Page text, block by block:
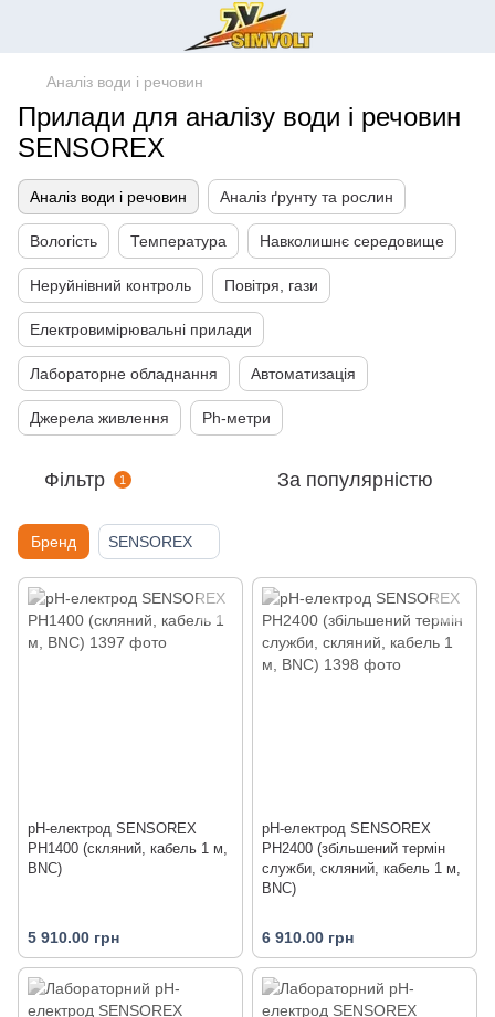
Аналіз води і речовин
Прилади для аналізу води і речовин
SENSOREX
Аналіз води і речовин Аналіз ґрунту та рослин
Вологість Температура Навколишнє середовище
Неруйнівний контроль Повітря, гази
Електровимірювальні прилади
Лабораторне обладнання Автоматизація
Джерела живлення Ph-метри
Фільтр 1 За популярністю
Бренд SENSOREX
pH-електрод SENSOREX
PH1400 (скляний, кабель 1 м,
BNC)
5 910.00 грн
pH-електрод SENSOREX
PH2400 (збільшений термін
служби, скляний, кабель 1 м,
BNC)
6 910.00 грн